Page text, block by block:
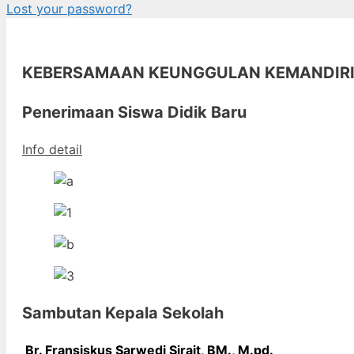
Lost your password?
KEBERSAMAAN KEUNGGULAN
Penerimaan Siswa Didik Baru
Info detail
Sambutan Kepala Sekolah
Br. Fransiskus Sarwedi Sirait, BM., M.pd.